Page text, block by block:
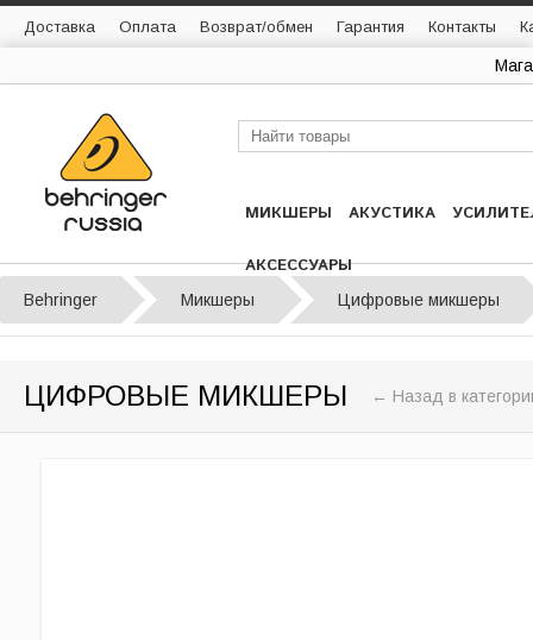
Доставка Оплата Возврат/обмен Гарантия Контакты
МИКШЕРЫ АКУСТИКА
АКСЕССУАРЫ
Behringer Микшеры Цифровые микшеры
ЦИФРОВЫЕ МИКШЕРЫ ← Назад в